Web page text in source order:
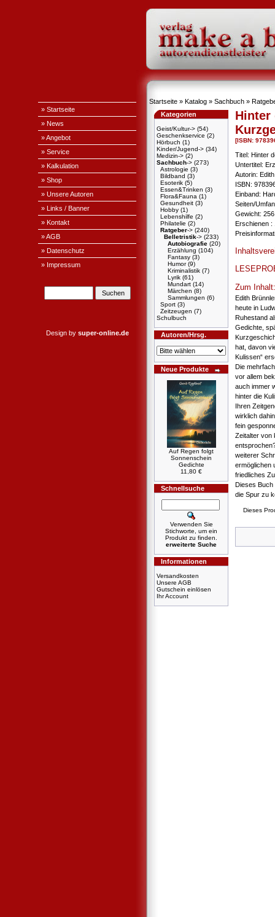
» Startseite
» News
» Angebot
» Service
» Kalkulation
» Shop
» Unsere Autoren
» Links / Banner
» Kontakt
» AGB
» Datenschutz
» Impressum
Design by super-online.de
Startseite » Katalog » Sachbuch »
Kategorien
Geist/Kultur-> (54)
Geschenkservice (2)
Hörbuch (1)
Kinder/Jugend-> (34)
Medizin-> (2)
Sachbuch-> (273)
Astrologie (3)
Bildband (3)
Esoterik (5)
Essen&Trinken (3)
Flora&Fauna (1)
Gesundheit (3)
Hobby (1)
Lebenshilfe (2)
Philatelie (2)
Ratgeber-> (240)
Belletristik-> (233)
Autobiografie (20)
Erzählung (104)
Fantasy (3)
Humor(9)
Kriminalistik (7)
Lyrik (61)
Mundart (14)
Märchen (8)
Sammlungen (6)
Sport (3)
Zeitzeugen (7)
Schulbuch
Autoren/Hrsg.
Neue Produkte
Auf Regen folgt
Sonnenschein
Gedichte
11,80 €
Schnellsuche
Verwenden Sie
Stichworte, um ein
Produkt zu finden.
erweiterte Suche
Informationen
Versandkosten
Unsere AGB
Gutschein einlösen
Ihr Account
Hinter
[ISBN:
Titel: Hinter
Untertitel:
Autorin:
ISBN:
Einband:
Seiten/
Gewicht:
Erschienen :
Zum Inhalt:
Edith
heute in
Ruhestand
Gedichte,
hat, davon
Kulissen“
Die
vor allem
auch immer
hinter die
Ihren
wirklich
fein
Zeitalter von
weiterer
ermöglichen
friedliches
Dieses Buch
die Spur zu
Dieses